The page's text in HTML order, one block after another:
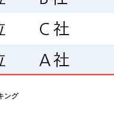
ング